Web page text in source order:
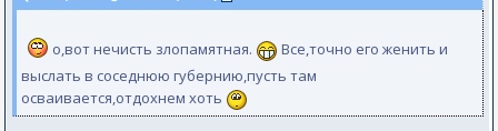
о,вот нечисть злопамятная.
Все,точно его женить и
выслать в соседнюю губернию,пусть там
осваивается,отдохнем хоть